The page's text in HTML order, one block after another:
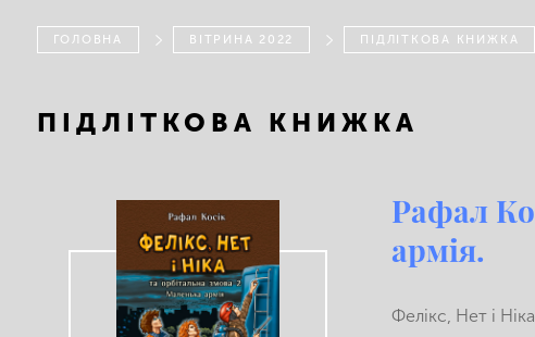
ГОЛОВНА ВІТРИНА 2022 ПІДЛІТКОВА КНИЖКА
ПІДЛІТКОВА КНИЖКА
Рафал
армія.
Фелікс, Нет і